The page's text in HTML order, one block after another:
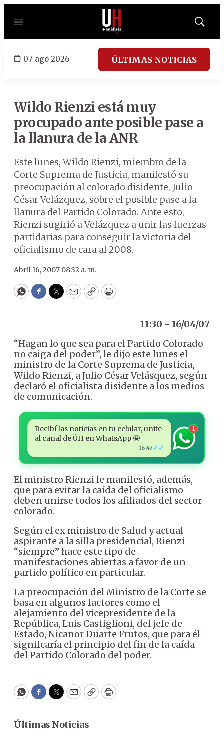
Menú
Mostrar
07 ago 2026 ÚLTIMAS NOTICIAS
Wildo Rienzi está muy
procupado ante posible pase a
la llanura de la ANR
Este lunes, Wildo Rienzi, miembro de la
Corte Suprema de Justicia, manifestó su
preocupación al colorado disidente, Julio
César Velázquez, sobre el posible pase a la
llanura del Partido Colorado. Ante esto,
Rienzi sugirió a Velázquez a unir las fuerzas
partidarias para conseguir la victoria del
oficialismo de cara al 2008.
Abril 16, 2007 08:32 a. m.
WhatsApp
Facebook
Twitter
EmailCopyPrint
11:30 - 16/04/07
“Hagan lo que sea para el Partido Colorado
no caiga del poder”, le dijo este lunes el
ministro de la Corte Suprema de Justicia,
Wildo Rienzi, a Julio César Velásquez, según
declaró el oficialista disidente a los medios
de comunicación.
Recibí las noticias en tu celular, unite
al canal de ÚH en WhatsApp 🤩
16:47 ✓✓
1
El ministro Rienzi le manifestó, además,
que para evitar la caída del oficialismo
deben unirse todos los afiliados del sector
colorado.
Según el ex ministro de Salud y actual
aspirante a la silla presidencial, Rienzi
“siempre” hace este tipo de
manifestaciones abiertas a favor de un
partido político en particular.
La preocupación del Ministro de la Corte se
basa en algunos factores como el
alejamiento del vicepresidente de la
República, Luis Castiglioni, del jefe de
Estado, Nicanor Duarte Frutos, que para él
signifcaría el principio del fin de la caída
del Partido Colorado del poder.
WhatsApp
Facebook
Twitter
EmailCopyPrint
Últimas Noticias